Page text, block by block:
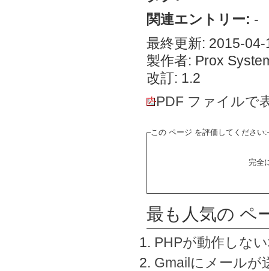
関連エントリー: -
最終更新: 2015-
製作者: Prox
改訂: 1.2
PDF ファイルで
この ページ を評価してください:
完全
最も人気の ペ
PHPが動作しな
Gmailにメールが